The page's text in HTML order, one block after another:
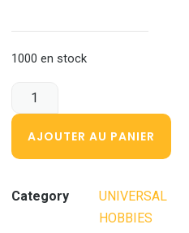
1000 en stock
AJOUTER AU PANIER
Category
UNIVERSAL
HOBBIES